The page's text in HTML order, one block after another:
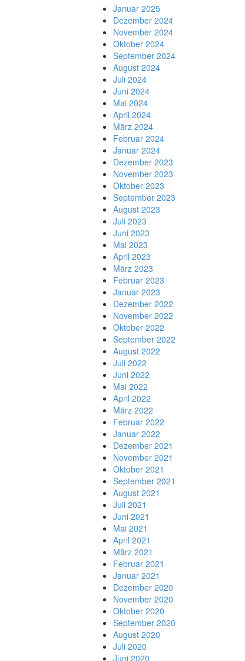
Januar 2025
Dezember 2024
November 2024
Oktober 2024
September 2024
August 2024
Juli 2024
Juni 2024
Mai 2024
April 2024
März 2024
Februar 2024
Januar 2024
Dezember 2023
November 2023
Oktober 2023
September 2023
August 2023
Juli 2023
Juni 2023
Mai 2023
April 2023
März 2023
Februar 2023
Januar 2023
Dezember 2022
November 2022
Oktober 2022
September 2022
August 2022
Juli 2022
Juni 2022
Mai 2022
April 2022
März 2022
Februar 2022
Januar 2022
Dezember 2021
November 2021
Oktober 2021
September 2021
August 2021
Juli 2021
Juni 2021
Mai 2021
April 2021
März 2021
Februar 2021
Januar 2021
Dezember 2020
November 2020
Oktober 2020
September 2020
August 2020
Juli 2020
Juni 2020